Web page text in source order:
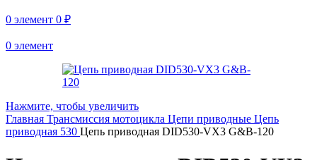
0 элемент 0 ₽
0 элемент
Нажмите, чтобы увеличить
Главная Трансмиссия мотоцикла Цепи приводные Цепь
приводная 530 Цепь приводная DID530-VX3 G&B-120